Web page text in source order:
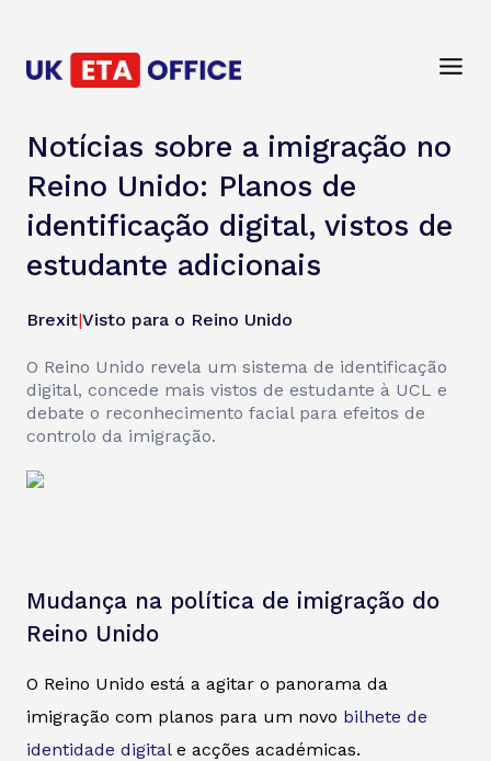
Notícias sobre a imigração no
Reino Unido: Planos de
identificação digital, vistos de
estudante adicionais
Brexit|Visto para o Reino Unido
O Reino Unido revela um sistema de identificação
digital, concede mais vistos de estudante à UCL e
debate o reconhecimento facial para efeitos de
controlo da imigração.
Mudança na política de imigração do
Reino Unido
O Reino Unido está a agitar o panorama da
imigração com planos para um novo bilhete de
identidade digitale acções académicas.